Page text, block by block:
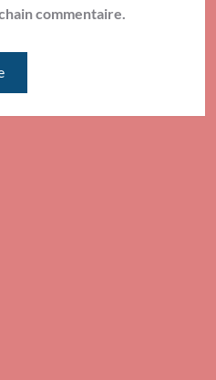
commentaire.